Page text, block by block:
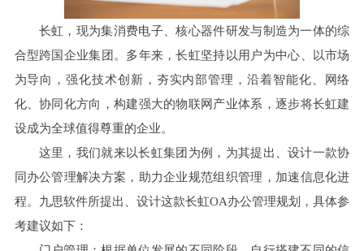
长虹，现为集消费电子、核心器件研发与制造为一体的综
合型跨国企业集团。多年来，长虹坚持以用户为中心、以市场
为导向，强化技术创新，夯实内部管理，沿着智能化、网络
化、协同化方向，构建强大的物联网产业体系，逐步将长虹建
设成为全球值得尊重的企业。
这里，我们就来以长虹集团为例，为其提出、设计一款协
同办公管理解决方案，助力企业规范组织管理，加速信息化进
程。九思软件所提出、设计这款长虹OA办公管理规划，具体参
考建议如下：